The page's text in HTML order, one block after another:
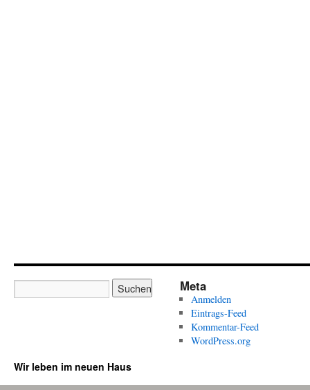
Meta
Anmelden
Eintrags-Feed
Kommentar-Feed
WordPress.org
Wir leben im neuen Haus